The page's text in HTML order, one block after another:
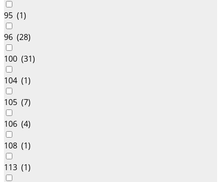
95 (1)
96 (28)
100 (31)
104 (1)
105 (7)
106 (4)
108 (1)
113 (1)